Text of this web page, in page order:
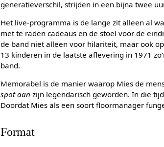
generatieverschil, strijden in een bijna twee
Het live-programma is de lange zit alleen al
met te raden cadeaus en de stoel voor de
de band niet alleen voor hilariteit, maar ook
13 kinderen in de laatste aflevering in 1971
band.
Memorabel is de manier waarop Mies de
spot aan zijn legendarisch geworden. In die
Doordat Mies als een soort floormanager
Format